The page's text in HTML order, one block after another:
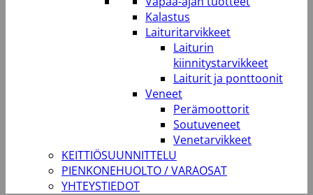
Kalastus
Laituritarvikkeet
Laiturin
kiinnitystarvikkeet
Laiturit ja ponttoonit
Veneet
Perämoottorit
Soutuveneet
Venetarvikkeet
KEITTIÖSUUNNITTELU
PIENKONEHUOLTO / VARAOSAT
YHTEYSTIEDOT